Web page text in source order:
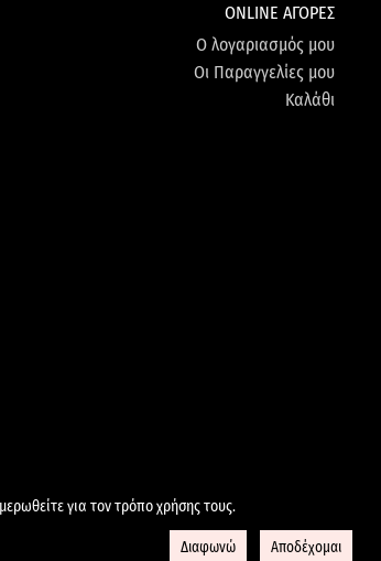
για τον τρόπο χρήσης τους.
Διαφωνώ Αποδέχομαι
ONLINE ΑΓΟΡΕΣ
Ο λογαριασμός μου
Οι Παραγγελίες μου
Καλάθι
ΠΟΛΙΤΙΚΗ COOKIES